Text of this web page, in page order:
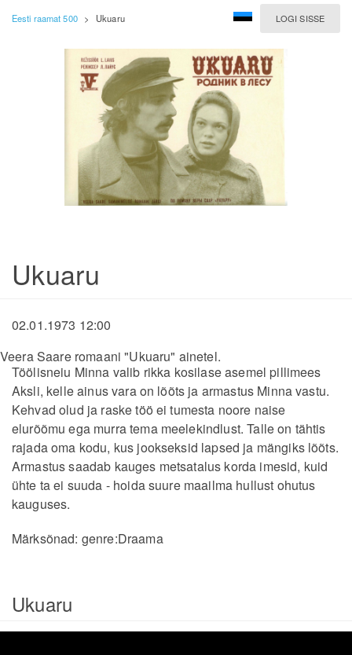
LOGI SISSE
Eesti raamat 500 > Ukuaru
Ukuaru
02.01.1973 12:00
Veera Saare romaani "Ukuaru" ainetel.
Töölisneiu Minna valib rikka kosilase asemel pillimees
Aksli, kelle ainus vara on lõõts ja armastus Minna vastu.
Kehvad olud ja raske töö ei tumesta noore naise
elurõõmu ega murra tema meelekindlust. Talle on tähtis
rajada oma kodu, kus jookseksid lapsed ja mängiks lõõts.
Armastus saadab kauges metsatalus korda imesid, kuid
ühte ta ei suuda - hoida suure maailma hullust ohutus
kauguses.
Märksõnad: genre:Draama
Ukuaru